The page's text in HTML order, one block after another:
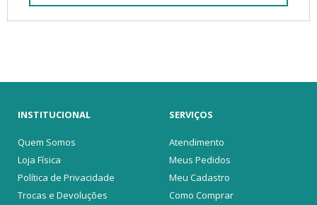
INSTITUCIONAL
Quem Somos
Loja Física
Política de Privacidade
Trocas e Devoluções
SERVIÇOS
Atendimento
Meus Pedidos
Meu Cadastro
Como Comprar